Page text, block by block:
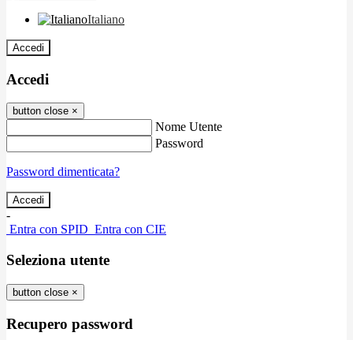
Italiano
Accedi
Accedi
button close ×
Nome Utente
Password
Password dimenticata?
-
Entra con SPID Entra con CIE
Seleziona utente
button close ×
Recupero password